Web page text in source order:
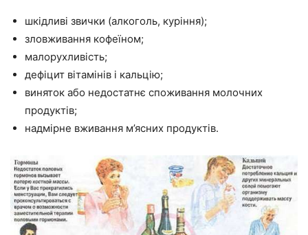
шкідливі звички (алкоголь, куріння);
зловживання кофеїном;
малорухливість;
дефіцит вітамінів і кальцію;
виняток або недостатнє споживання молочних
продуктів;
надмірне вживання м’ясних продуктів.